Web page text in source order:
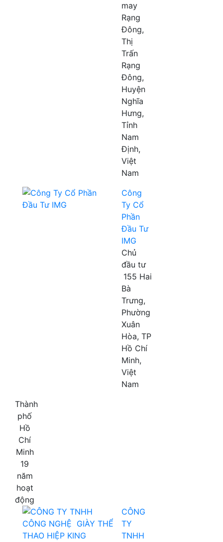
may
Rạng
Đông,
Thị
Trấn
Rạng
Đông,
Huyện
Nghĩa
Hưng,
Tỉnh
Nam
Định,
Việt
Nam
Công
Ty Cổ
Phần
Đầu Tư
IMG
Chủ
đầu tư
155 Hai
Bà
Trưng,
Phường
Xuân
Hòa, TP
Hồ Chí
Minh,
Việt
Nam
Thành
phố
Hồ
Chí
Minh
19
năm
hoạt
động
CÔNG
TY
TNHH